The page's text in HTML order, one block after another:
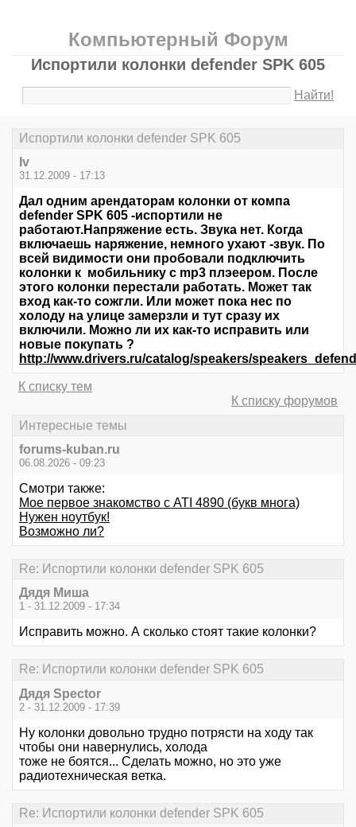
Компьютерный Форум
Испортили колонки defender SPK 605
Найти!
Испортили колонки defender SPK 605
Iv
31.12.2009 - 17:13
Дал одним арендаторам колонки от компа
defender SPK 605 -испортили не
работают.Напряжение есть. Звука нет. Когда
включаешь наряжение, немного ухают -звук. По
всей видимости они пробовали подключить
колонки к мобильнику с mp3 плэеером. После
этого колонки перестали работать. Может так
вход как-то сожгли. Или может пока нес по
холоду на улице замерзли и тут сразу их
включили. Можно ли их как-то исправить или
новые покупать ?
http://www.drivers.ru/catalog/speakers/
К списку тем
К списку форумов
Интересные темы
forums-kuban.ru
06.08.2026 - 09:23
Смотри также:
Мое первое знакомство с ATI 4890 (букв многа)
Нужен ноутбук!
Возможно ли?
Re: Испортили колонки defender SPK 605
Дядя Миша
1 - 31.12.2009 - 17:34
Исправить можно. А сколько стоят такие колонки?
Re: Испортили колонки defender SPK 605
Дядя Speсtor
2 - 31.12.2009 - 17:39
Ну колонки довольно трудно потрясти на ходу так
чтобы они навернулись, холода
тоже не боятся... Сделать можно, но это уже
радиотехническая ветка.
Re: Испортили колонки defender SPK 605